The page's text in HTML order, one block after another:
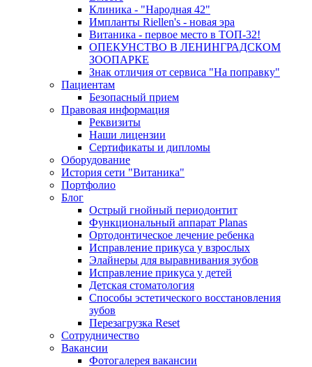
Клиника - "Народная 42"
Импланты Riellen's - новая эра
Витаника - первое место в ТОП-32!
ОПЕКУНСТВО В ЛЕНИНГРАДСКОМ
ЗООПАРКЕ
Знак отличия от сервиса "На поправку"
Пациентам
Безопасный прием
Правовая информация
Реквизиты
Наши лицензии
Сертификаты и дипломы
Оборудование
История сети "Витаника"
Портфолио
Блог
Острый гнойный периодонтит
Функциональный аппарат Planas
Ортодонтическое лечение ребенка
Исправление прикуса у взрослых
Элайнеры для выравнивания зубов
Исправление прикуса у детей
Детская стоматология
Способы эстетического восстановления
зубов
Перезагрузка Reset
Сотрудничество
Вакансии
Фотогалерея вакансии